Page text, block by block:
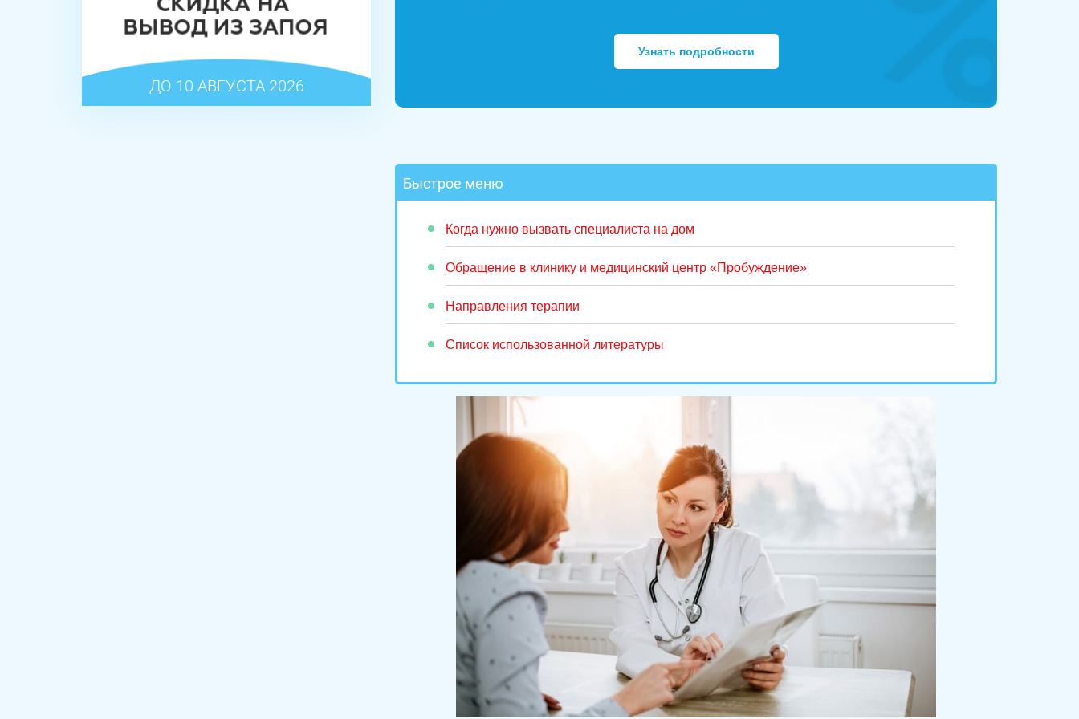
Узнать подробности
Быстрое меню
Когда нужно вызвать специалиста на дом
Обращение в клинику и медицинский центр «Пробуждение»
Направления терапии
Список использованной литературы
ДО 10 АВГУСТА 2026